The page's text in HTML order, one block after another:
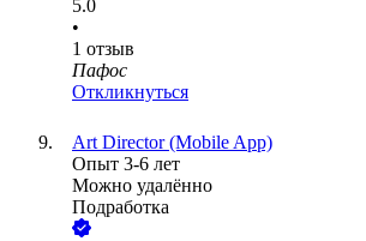
5.0
•
1 отзыв
Пафос
Откликнуться
Art Director (Mobile App)
Опыт 3-6 лет
Можно удалённо
Подработка